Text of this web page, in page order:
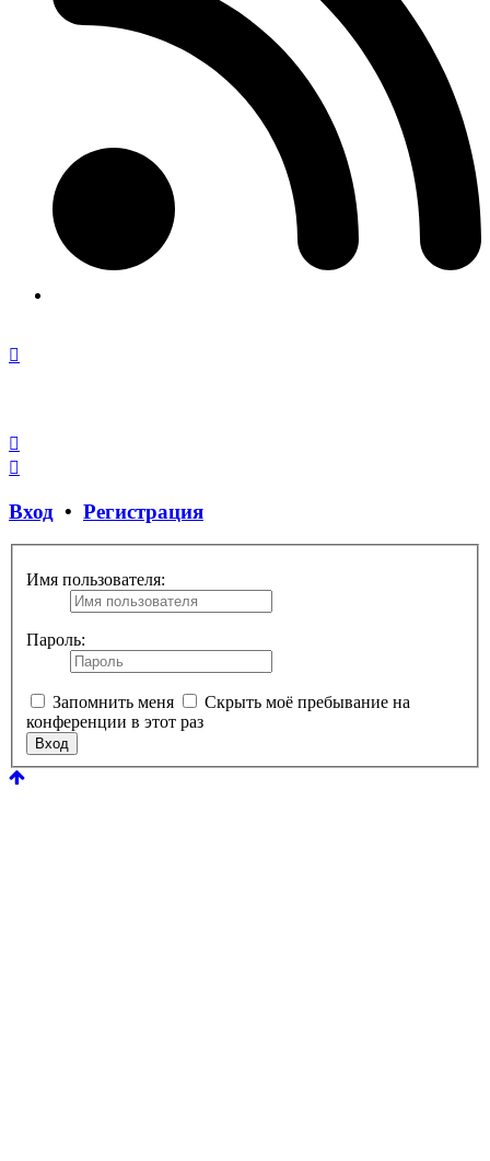
Вход • Регистрация
Имя пользователя:
Пароль:
Запомнить меня
Скрыть моё пребывание на
конференции в этот раз